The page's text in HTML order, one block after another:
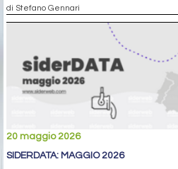
di Stefano Gennari
20 maggio 2026
SIDERDATA: MAGGIO 2026